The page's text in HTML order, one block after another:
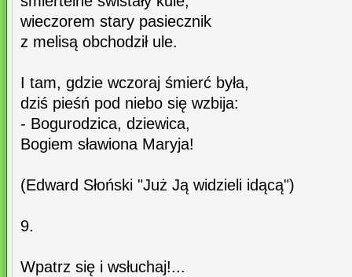
wieczorem stary pasiecznik
z melisą obchodził ule.
I tam, gdzie wczoraj śmierć była,
dziś pieśń pod niebo się wzbija:
- Bogurodzica, dziewica,
Bogiem sławiona Maryja!
(Edward Słoński "Już Ją widzieli idącą")
9.
Wpatrz się i wsłuchaj!...